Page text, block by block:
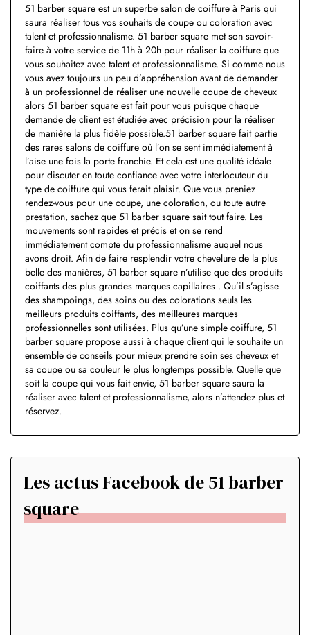
51 barber square est un superbe salon de coiffure à Paris qui
saura réaliser tous vos souhaits de coupe ou coloration avec
talent et professionnalisme. 51 barber square met son savoir-
faire à votre service de 11h à 20h pour réaliser la coiffure que
vous souhaitez avec talent et professionnalisme. Si comme nous
vous avez toujours un peu d’appréhension avant de demander
à un professionnel de réaliser une nouvelle coupe de cheveux
alors 51 barber square est fait pour vous puisque chaque
demande de client est étudiée avec précision pour la réaliser
de manière la plus fidèle possible.51 barber square fait partie
des rares salons de coiffure où l’on se sent immédiatement à
l’aise une fois la porte franchie. Et cela est une qualité idéale
pour discuter en toute confiance avec votre interlocuteur du
type de coiffure qui vous ferait plaisir. Que vous preniez
rendez-vous pour une coupe, une coloration, ou toute autre
prestation, sachez que 51 barber square sait tout faire. Les
mouvements sont rapides et précis et on se rend
immédiatement compte du professionnalisme auquel nous
avons droit. Afin de faire resplendir votre chevelure de la plus
belle des manières, 51 barber square n’utilise que des produits
coiffants des plus grandes marques capillaires . Qu’il s’agisse
des shampoings, des soins ou des colorations seuls les
meilleurs produits coiffants, des meilleures marques
professionnelles sont utilisées. Plus qu’une simple coiffure, 51
barber square propose aussi à chaque client qui le souhaite un
ensemble de conseils pour mieux prendre soin ses cheveux et
sa coupe ou sa couleur le plus longtemps possible. Quelle que
soit la coupe qui vous fait envie, 51 barber square saura la
réaliser avec talent et professionnalisme, alors n’attendez plus et
réservez.
Les actus Facebook de 51 barber
square